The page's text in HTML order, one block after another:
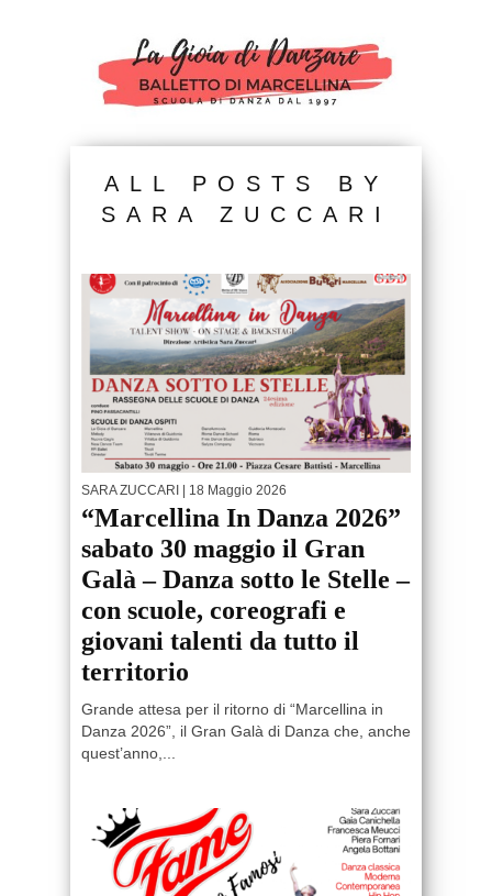
ALL POSTS BY
SARA ZUCCARI
SARA ZUCCARI | 18 Maggio 2026
“Marcellina In Danza 2026”
sabato 30 maggio il Gran
Galà – Danza sotto le Stelle –
con scuole, coreografi e
giovani talenti da tutto il
territorio
Grande attesa per il ritorno di “Marcellina in
Danza 2026”, il Gran Galà di Danza che, anche
quest’anno,...